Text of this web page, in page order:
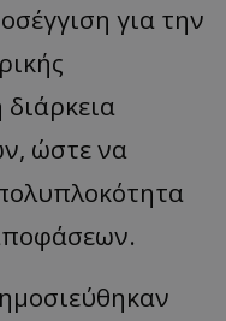
για την
ώστε να